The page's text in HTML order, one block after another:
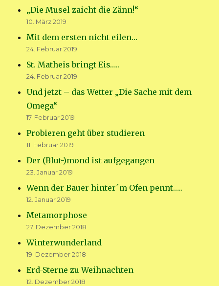
„Die Musel zaicht die Zänn!“
10. März 2019
Mit dem ersten nicht eilen…
24. Februar 2019
St. Matheis bringt Eis…..
24. Februar 2019
Und jetzt – das Wetter „Die Sache mit dem
Omega“
17. Februar 2019
Probieren geht über studieren
11. Februar 2019
Der (Blut-)mond ist aufgegangen
23. Januar 2019
Wenn der Bauer hinter´m Ofen pennt…..
12. Januar 2019
Metamorphose
27. Dezember 2018
Winterwunderland
19. Dezember 2018
Erd-Sterne zu Weihnachten
12. Dezember 2018